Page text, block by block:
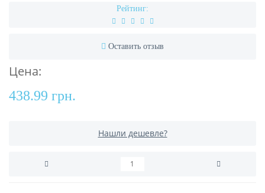
Рейтинг:
Оставить отзыв
Цена:
438.99 грн.
Нашли дешевле?